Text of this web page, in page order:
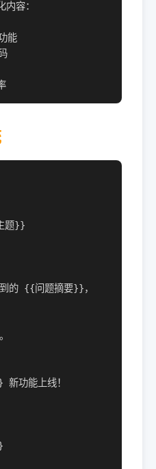
容：
能
题}}
的 {{问题摘要}}，
功能上线！